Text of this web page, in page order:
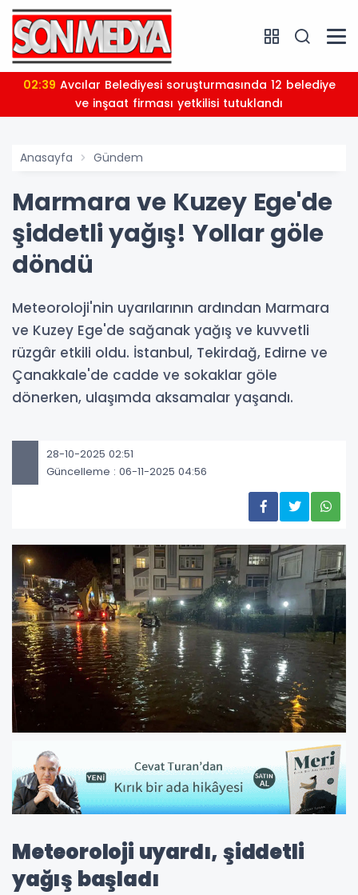
02:39
ve inşaat firması yetkilisi tutuklandı
Anasayfa Gündem
Marmara ve Kuzey Ege'de
şiddetli yağış! Yollar göle
döndü
Meteoroloji'nin uyarılarının ardından Marmara
ve Kuzey Ege'de sağanak yağış ve kuvvetli
rüzgâr etkili oldu. İstanbul, Tekirdağ, Edirne ve
Çanakkale'de cadde ve sokaklar göle
dönerken, ulaşımda aksamalar yaşandı.
28-10-2025 02:51
Güncelleme : 06-11-2025 04:56
Meteoroloji uyardı, şiddetli
yağış başladı